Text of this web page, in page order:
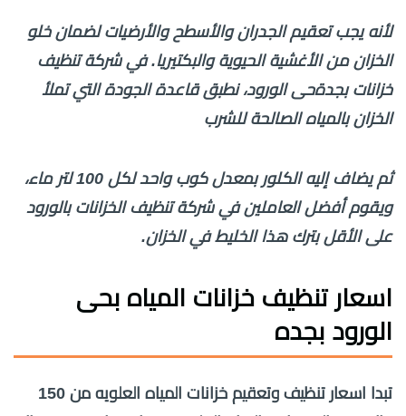
لأنه يجب تعقيم الجدران والأسطح والأرضيات لضمان خلو
الخزان من الأغشية الحيوية والبكتيريا. في شركة تنظيف
خزانات بجدةحى الورود، نطبق قاعدة الجودة التي تملأ
الخزان بالمياه الصالحة للشرب
ثم يضاف إليه الكلور بمعدل كوب واحد لكل 100 لتر ماء،
ويقوم أفضل العاملين في شركة تنظيف الخزانات بالورود
على الأقل بترك هذا الخليط في الخزان.
اسعار تنظيف خزانات المياه بحى
الورود بجده
تبدا اسعار تنظيف وتعقيم خزانات المياه العلويه من 150